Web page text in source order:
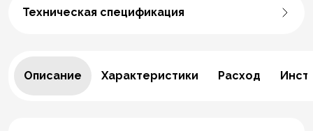
Техническая спецификация
Описание Характеристики Расход